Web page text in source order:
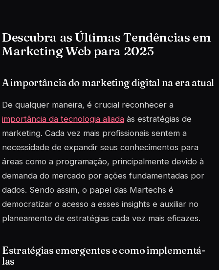
Descubra as Últimas Tendências em
Marketing Web para 2023
A importância do marketing digital na era atual
De qualquer maneira, é crucial reconhecer a
importância da tecnologia aliada às estratégias de
marketing. Cada vez mais profissionais sentem a
necessidade de expandir seus conhecimentos para
áreas como a programação, principalmente devido à
demanda do mercado por ações fundamentadas por
dados. Sendo assim, o papel das Martechs é
democratizar o acesso a esses insights e auxiliar no
planeamento de estratégias cada vez mais eficazes.
Estratégias emergentes e como implementá-
las